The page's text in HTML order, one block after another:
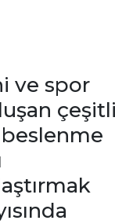
ve spor
çeşitli